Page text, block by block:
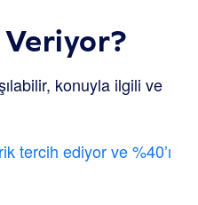
konuyla ilgili ve
tercih ediyor ve %40’ı